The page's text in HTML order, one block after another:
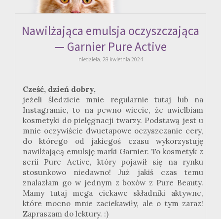
Nawilżająca emulsja oczyszczająca
— Garnier Pure Active
niedziela, 28 kwietnia 2024
Cześć, dzień dobry,
jeżeli śledzicie mnie regularnie tutaj lub na
Instagramie, to na pewno wiecie, że uwielbiam
kosmetyki do pielęgnacji twarzy. Podstawą jest u
mnie oczywiście dwuetapowe oczyszczanie cery,
do którego od jakiegoś czasu wykorzystuję
nawilżającą emulsję marki Garnier. To kosmetyk z
serii Pure Active, który pojawił się na rynku
stosunkowo niedawno! Już jakiś czas temu
znalazłam go w jednym z boxów z Pure Beauty.
Mamy tutaj mega ciekawe składniki aktywne,
które mocno mnie zaciekawiły, ale o tym zaraz!
Zapraszam do lektury. :)